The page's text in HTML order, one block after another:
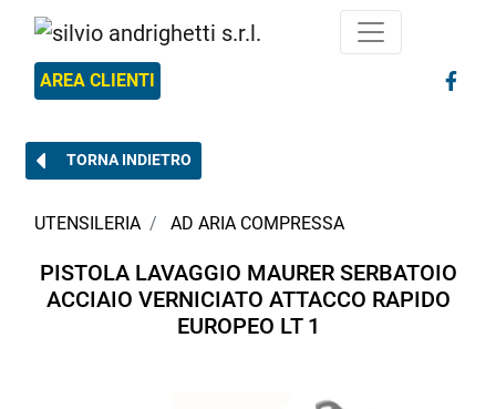
AREA CLIENTI
TORNA INDIETRO
UTENSILERIA AD ARIA COMPRESSA
PISTOLA LAVAGGIO MAURER SERBATOIO
ACCIAIO VERNICIATO ATTACCO RAPIDO
EUROPEO LT 1